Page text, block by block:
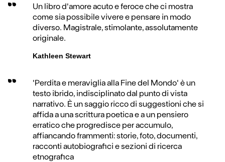
Un libro d'amore acuto e feroce che ci mostra
come sia possibile vivere e pensare in modo
diverso. Magistrale, stimolante, assolutamente
originale.
Kathleen Stewart
'Perdita e meraviglia alla Fine del Mondo' è un
testo ibrido, indisciplinato dal punto di vista
narrativo. È un saggio ricco di suggestioni che si
affida a una scrittura poetica e a un pensiero
erratico che progredisce per accumulo,
affiancando frammenti: storie, foto, documenti,
racconti autobiografici e sezioni di ricerca
etnografica